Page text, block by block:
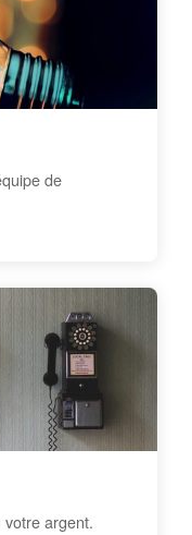
de
argent.